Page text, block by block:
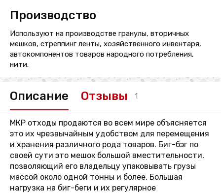
Производство
Используют на производстве гранулы, вторичных
мешков, стреппинг ленты, хозяйственного инвентаря,
автокомпонентов товаров народного потребления,
нити.
Описание Отзывы 1
МКР отходы продаются во всем мире объясняется
это их чрезвычайным удобством для перемещения
и хранения различного рода товаров. Биг-бэг по
своей сути это мешок большой вместительности,
позволяющий его владельцу упаковывать грузы
массой около одной тонны и более. Большая
нагрузка на биг-беги и их регулярное